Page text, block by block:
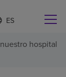
hospital